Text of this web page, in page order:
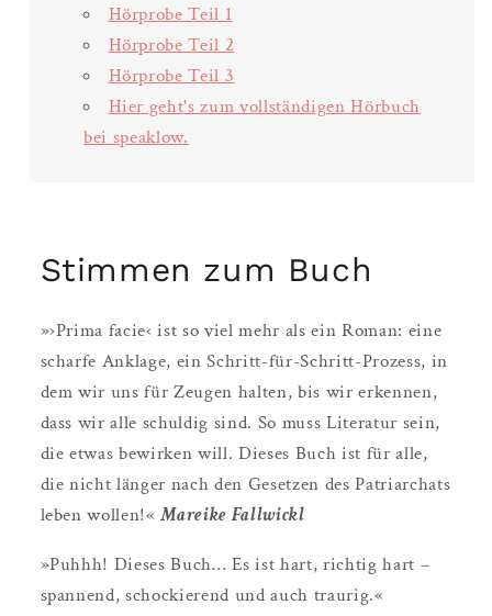
Hörprobe Teil 1
Hörprobe Teil 2
Hörprobe Teil 3
Hier geht's zum vollständigen Hörbuch
bei speaklow.
Stimmen zum Buch
»›Prima facie‹ ist so viel mehr als ein Roman: eine
scharfe Anklage, ein Schritt-für-Schritt-Prozess, in
dem wir uns für Zeugen halten, bis wir erkennen,
dass wir alle schuldig sind. So muss Literatur sein,
die etwas bewirken will. Dieses Buch ist für alle,
die nicht länger nach den Gesetzen des Patriarchats
leben wollen!«Mareike Fallwickl
»Puhhh! Dieses Buch… Es ist hart, richtig hart –
spannend, schockierend und auch traurig.«